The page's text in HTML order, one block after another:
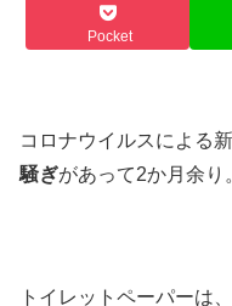
Pocket
コロナウイルスによる
騒ぎがあって2か月余り
トイレットペーパーは、